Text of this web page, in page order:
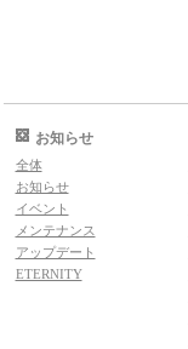
お知らせ
全体
お知らせ
イベント
メンテナンス
アップデート
ETERNITY